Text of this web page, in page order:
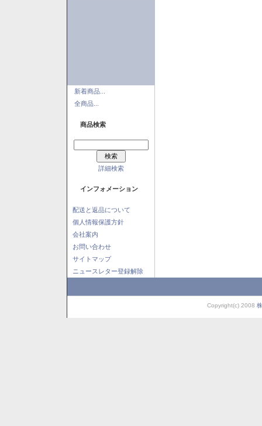
新着商品...
全商品...
商品検索
詳細検索
インフォメーション
配送と返品について
個人情報保護方針
会社案内
お問い合わせ
サイトマップ
ニュースレター登録解除
Copyright(c) 2008